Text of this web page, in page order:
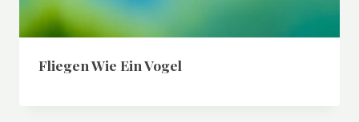
Fliegen Wie Ein Vogel